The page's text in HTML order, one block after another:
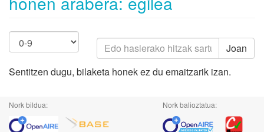
Joan
Sentitzen dugu, bilaketa honek ez du emaitzarik izan.
Nork bildua: Nork balioztatua: